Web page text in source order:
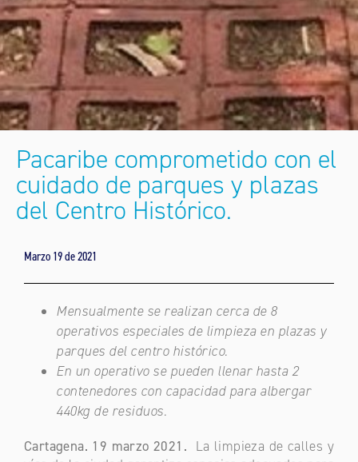
Pacaribe comprometido con el
cuidado de parques y plazas
del Centro Histórico.
Marzo 19 de 2021
Mensualmente se realizan cerca de 8
operativos especiales de limpieza en plazas y
parques del centro histórico.
En un operativo se pueden llenar hasta 2
contenedores con capacidad para albergar
440kg de residuos.
Cartagena. 19 marzo 2021. La limpieza de calles y